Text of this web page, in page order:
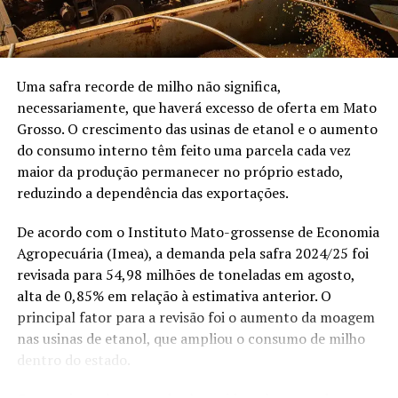
agro, o trabalho”, disse.
“Minha meta é ter um
casamento a partir dos 30
anos.”
do dia e o devolvem para a atmosfera, aumentando a
temperatura do ambiente. Segundo ela, o problema é
agravado pelo aumento da circulação de veículos,
“Esses materiais
absorvem muito calor,
armazenam essa energia
e a devolvem para a
atmosfera, aquecendo o
ambiente ao redor […]
Essa substituição da
cobertura vegetal por
pavimentos impermeáveis
Uma safra recorde de milho não significa,
necessariamente, que haverá excesso de oferta em Mato
Grosso. O crescimento das usinas de etanol e o aumento
do consumo interno têm feito uma parcela cada vez
maior da produção permanecer no próprio estado,
reduzindo a dependência das exportações.
De acordo com o Instituto Mato-grossense de Economia
Agropecuária (Imea), a demanda pela safra 2024/25 foi
revisada para 54,98 milhões de toneladas em agosto,
alta de 0,85% em relação à estimativa anterior. O
principal fator para a revisão foi o aumento da moagem
nas usinas de etanol, que ampliou o consumo de milho
dentro do estado.